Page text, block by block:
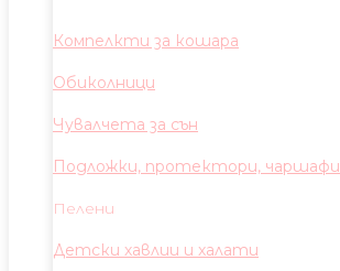
Компелкти за кошара
Обиколници
Чувалчета за сън
Подложки, протектори, чаршафи
Пелени
Детски хавлии и халати